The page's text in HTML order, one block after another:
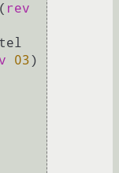
rev
03